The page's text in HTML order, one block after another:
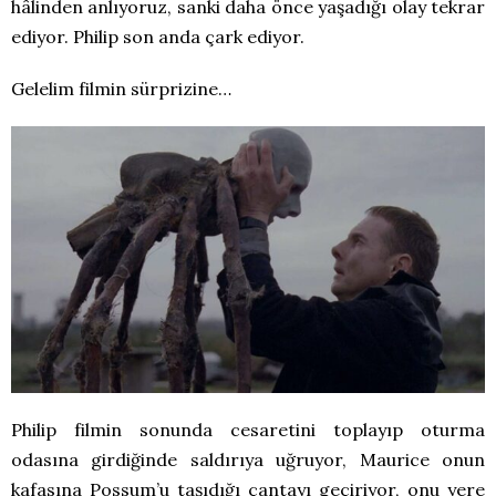
hâlinden anlıyoruz, sanki daha önce yaşadığı olay tekrar
ediyor. Philip son anda çark ediyor.
Gelelim filmin sürprizine…
Philip filmin sonunda cesaretini toplayıp oturma
odasına girdiğinde saldırıya uğruyor, Maurice onun
kafasına Possum’u taşıdığı çantayı geçiriyor, onu yere